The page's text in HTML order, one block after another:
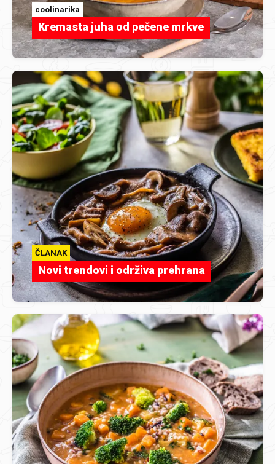
coolinarika
Kremasta juha od pečene mrkve
ČLANAK
Novi trendovi i održiva prehrana